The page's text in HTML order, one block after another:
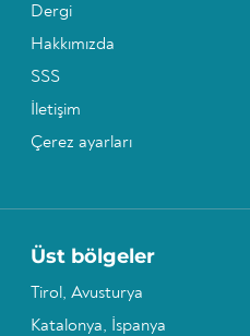
Dergi
Hakkımızda
SSS
İletişim
Çerez ayarları
Üst bölgeler
Tirol, Avusturya
Katalonya, İspanya